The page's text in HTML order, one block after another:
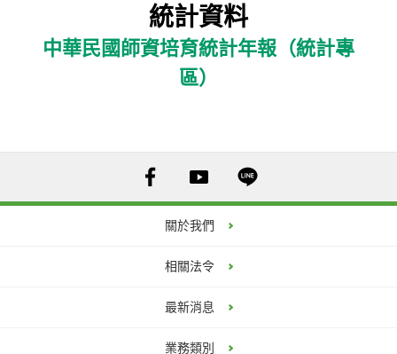
統計資料
中華民國師資培育統計年報（統計專
區）
關於我們
相關法令
最新消息
業務類別